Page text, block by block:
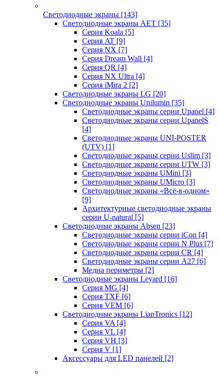
Светодиодные экраны [143]
Светодиодные экраны AET [35]
Cерия Koala [5]
Серия AT [9]
Серия NX [7]
Серия Dream Wall [4]
Серия QR [4]
Серия NX Ultra [4]
Серия iMira 2 [2]
Светодиодные экраны LG [20]
Светодиодные экраны Unilumin [35]
Светодиодные экраны серии Upanel [4]
Светодиодные экраны серии UpanelS
[4]
Светодиодные экраны UNI-POSTER
(UTV) [1]
Светодиодные экраны серии Uslim [3]
Светодиодные экраны серии UTW [3]
Светодиодные экраны UMini [3]
Светодиодные экраны UMicro [3]
Светодиодные экраны «Всё-в-одном»
[9]
Архитектурные светодиодные экраны
серии U-natural [5]
Светодиодные экраны Absen [23]
Светодиодные экраны серии iCon [4]
Светодиодные экраны серии N Plus [7]
Светодиодные экраны серии CR [4]
Светодиодные экраны серии А27 [6]
Медиа периметры [2]
Светодиодные экраны Leyard [16]
Серия MG [4]
Серия TXF [6]
Серия VEM [6]
Светодиодные экраны LianTronics [12]
Серия VA [4]
Серия VL [4]
Серия VH [3]
Серия V [1]
Аксессуары для LED панелей [2]